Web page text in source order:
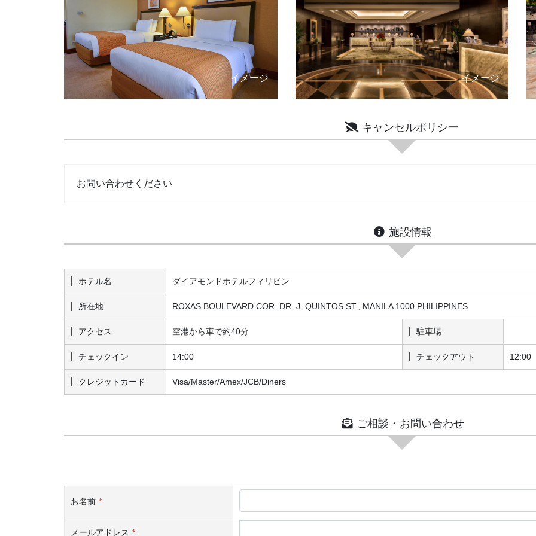
イメージ イメージ
キャンセルポリシー
お問い合わせください
施設情報
ホテル名 ダイアモンドホテルフィリピン
所在地 ROXAS BOULEVARD COR. DR. J. QUINTOS ST., MANILA 1000 PHILIPPINES
アクセス 空港から車で約40分 駐車場
チェックイン 14:00 チェックアウト 12:00
クレジットカード Visa/Master/Amex/JCB/Diners
ご相談・お問い合わせ
お名前 *
メールアドレス *